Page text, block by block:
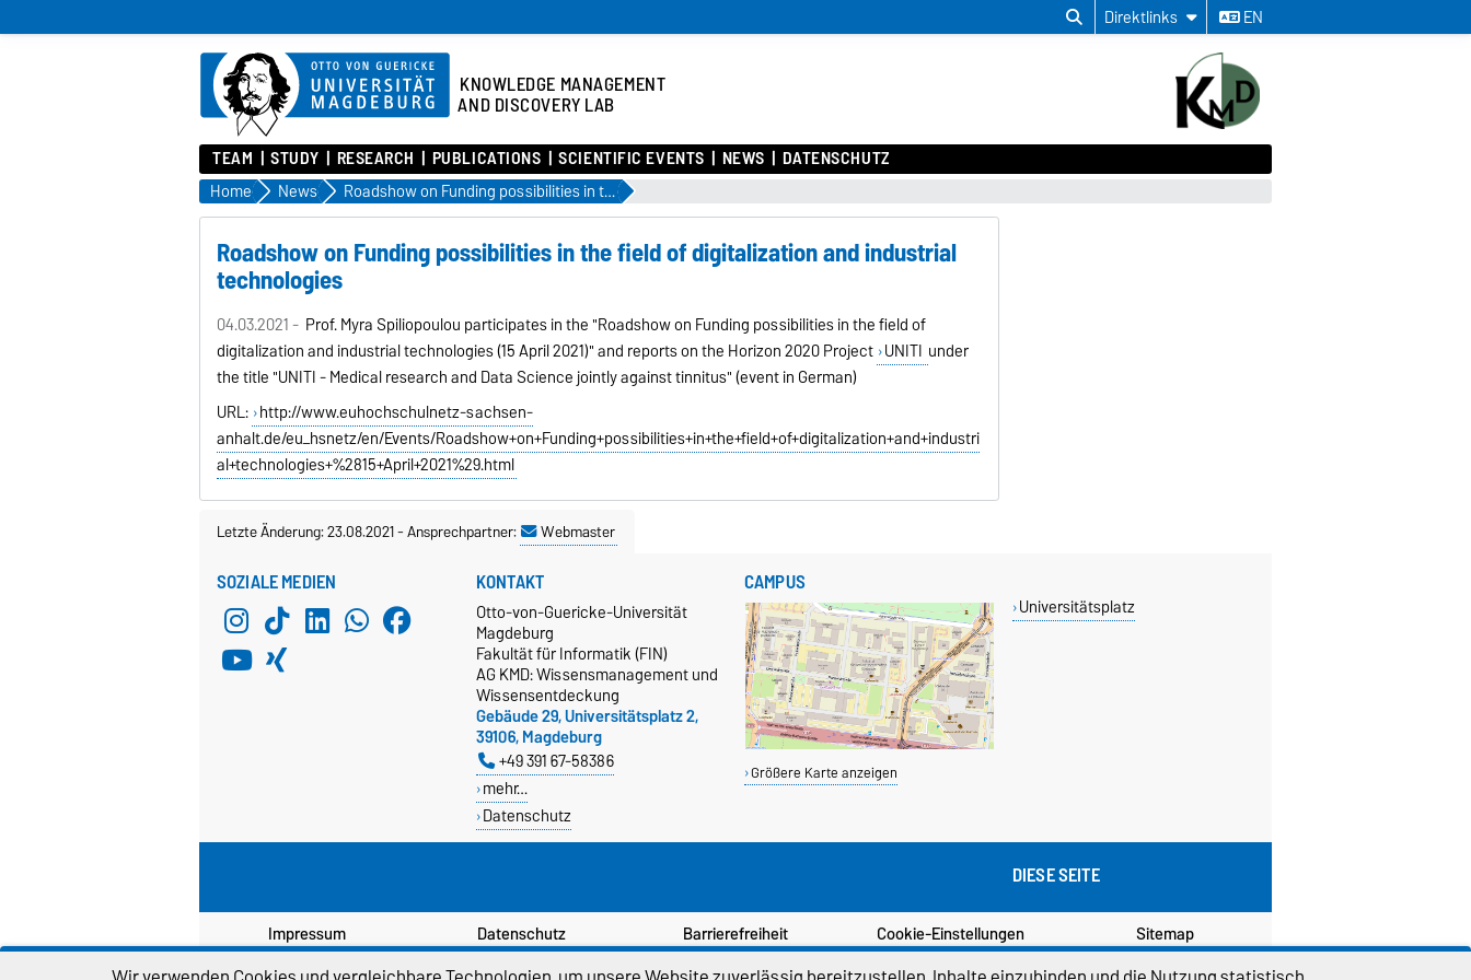
Direktlinks EN
KNOWLEDGE MANAGEMENT
AND DISCOVERY LAB
TEAM STUDY RESEARCH PUBLICATIONS SCIENTIFIC EVENTS NEWS DATENSCHUTZ
Home News Roadshow on Funding possibilities in the field of digitalization and industrial technologies
Roadshow on Funding possibilities in the field of digitalization and industrial
technologies
04.03.2021 - Prof. Myra Spiliopoulou participates in the "Roadshow on Funding possibilities in the field of
digitalization and industrial technologies (15 April 2021)" and reports on the Horizon 2020 Project UNITI under
the title "UNITI - Medical research and Data Science jointly against tinnitus" (event in German)
URL: http://www.euhochschulnetz-sachsen-
anhalt.de/eu_hsnetz/en/Events/Roadshow+on+Funding+possibilities+in+the+field+of+digitalization+and+industri
al+technologies+%2815+April+2021%29.html
Letzte Änderung: 23.08.2021-Ansprechpartner: Webmaster
SOZIALE MEDIEN KONTAKT
Otto-von-Guericke-Universität
Magdeburg
Fakultät für Informatik (FIN)
AG KMD: Wissensmanagement und
Wissensentdeckung
Gebäude 29, Universitätsplatz 2,
39106, Magdeburg
+49 391 67-58386
mehr…
Datenschutz
CAMPUS
Größere Karte anzeigen
Universitätsplatz
DIESE SEITE
Impressum Datenschutz Barrierefreiheit Cookie-Einstellungen Sitemap